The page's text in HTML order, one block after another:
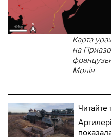
Карта
на
Молін
Читайте